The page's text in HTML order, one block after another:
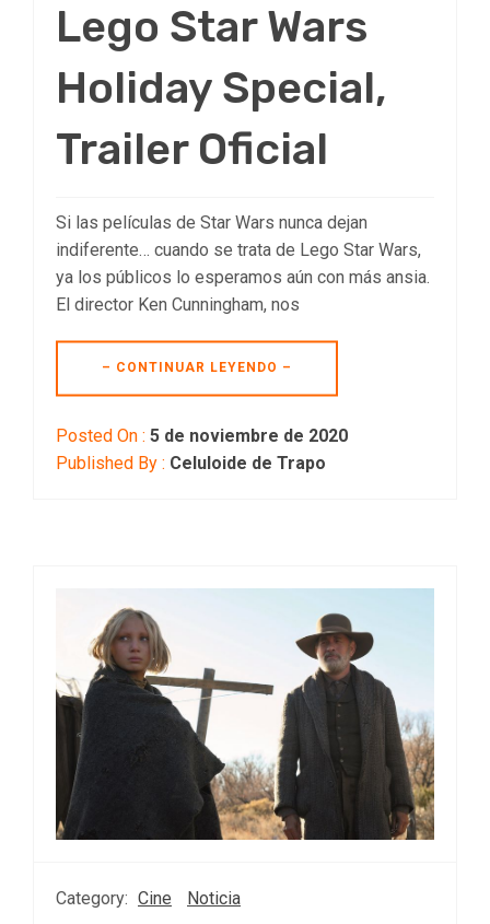
Lego Star Wars
Holiday Special,
Trailer Oficial
Si las películas de Star Wars nunca dejan
indiferente… cuando se trata de Lego Star Wars,
ya los públicos lo esperamos aún con más ansia.
El director Ken Cunningham, nos
– CONTINUAR LEYENDO –
Posted On : 5 de noviembre de 2020
Published By : Celuloide de Trapo
Category: Cine Noticia